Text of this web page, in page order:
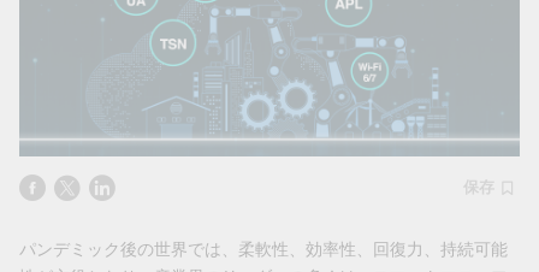
保存
パンデミック後の世界では、柔軟性、効率性、回復力、持続可能